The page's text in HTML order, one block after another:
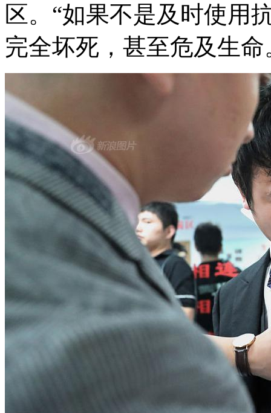
区。“如果不是及时使用
完全坏死，甚至危及生